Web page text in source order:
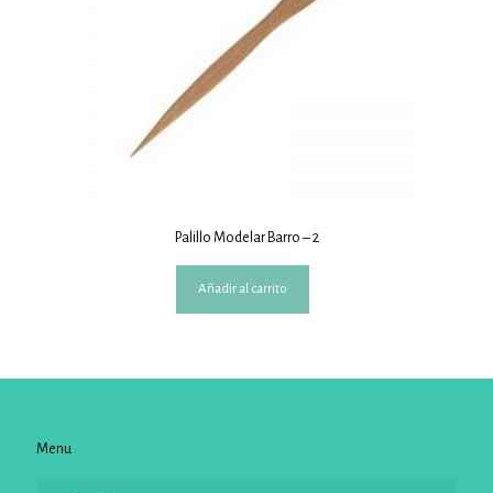
Palillo Modelar Barro – 2
Añadir al carrito
Menu